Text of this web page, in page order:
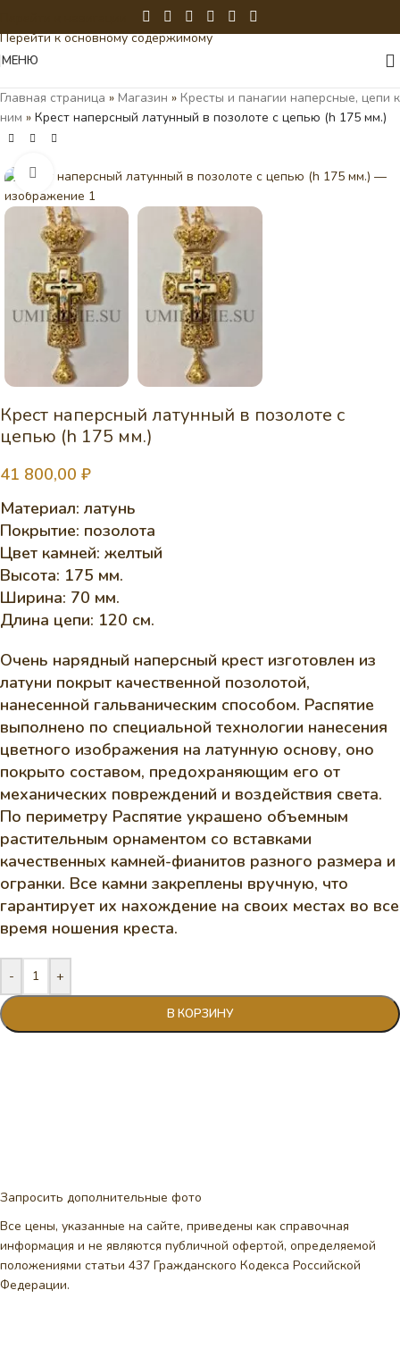
Перейти к основному содержимому
МЕНЮ
Главная страница » Магазин » Кресты и панагии наперсные, цепи к
ним » Крест наперсный латунный в позолоте с цепью (h 175 мм.)
Нажмите, чтобы увеличить
Крест наперсный латунный в позолоте с
цепью (h 175 мм.)
41 800,00 ₽
Материал: латунь
Покрытие: позолота
Цвет камней: желтый
Высота: 175 мм.
Ширина: 70 мм.
Длина цепи: 120 см.
Очень нарядный наперсный крест изготовлен из
латуни покрыт качественной позолотой,
нанесенной гальваническим способом. Распятие
выполнено по специальной технологии нанесения
цветного изображения на латунную основу, оно
покрыто составом, предохраняющим его от
механических повреждений и воздействия света.
По периметру Распятие украшено объемным
растительным орнаментом со вставками
качественных камней-фианитов разного размера и
огранки. Все камни закреплены вручную, что
гарантирует их нахождение на своих местах во все
время ношения креста.
- +
В КОРЗИНУ
Запросить дополнительные фото
Все цены, указанные на сайте, приведены как справочная
информация и не являются публичной офертой, определяемой
положениями статьи 437 Гражданского Кодекса Российской
Федерации.